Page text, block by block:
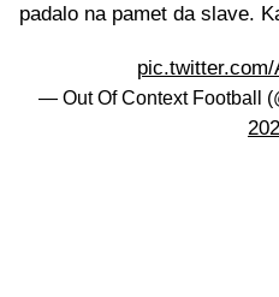
padalo na pamet da slave.
— Out Of Context Football